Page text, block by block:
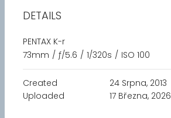
DETAILS
PENTAX K-r
73mm / ƒ/5.6 / 1/320s / ISO 100
Created
24 Srpna, 2013
Uploaded
17 Března, 2026